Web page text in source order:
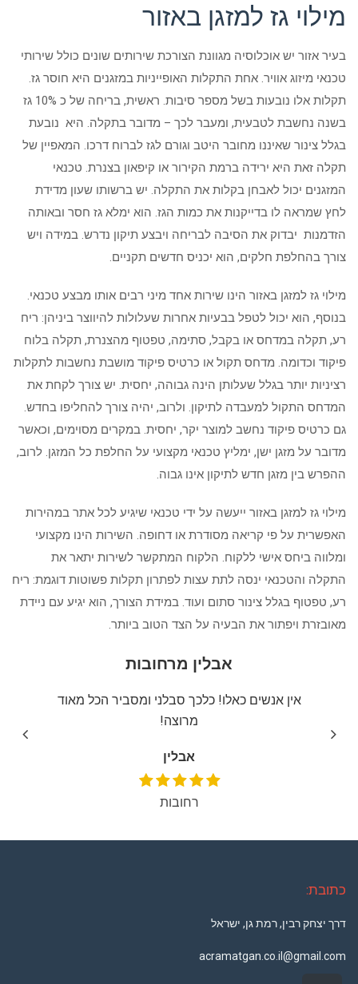
מילוי גז למזגן באזור
בעיר אזור יש אוכלוסיה מגוונת הצורכת שירותים שונים כולל שירותי
טכנאי מיזוג אוויר. אחת התקלות האופייניות במזגנים היא חוסר גז.
תקלות אלו נובעות בשל מספר סיבות. ראשית, בריחה של כ 10% גז
בשנה נחשבת לטבעית, ומעבר לכך – מדובר בתקלה. היא נובעת
בגלל צינור שאיננו מחובר היטב וגורם לגז לברוח דרכו. המאפיין של
תקלה זאת היא ירידה ברמת הקירור או קיפאון בצנרת. טכנאי
המזגנים יכול לאבחן בקלות את התקלה. יש ברשותו שעון מדידת
לחץ שמראה לו בדייקנות את כמות הגז. הוא ימלא גז חסר ובאותה
הזדמנות יבדוק את הסיבה לבריחה ויבצע תיקון נדרש. במידה ויש
צורך בהחלפת חלקים, הוא יכניס חדשים תקניים.
מילוי גז למזגן באזור הינו שירות אחד מיני רבים אותו מבצע טכנאי.
בנוסף, הוא יכול לטפל בבעיות אחרות שעלולות להיווצר ביניהן: ריח
רע, תקלה במדחס או בקבל, סתימה, טפטוף מהצנרת, תקלה בלוח
פיקוד וכדומה. מדחס תקול או כרטיס פיקוד מושבת נחשבות לתקלות
רציניות יותר בגלל שעלותן הינה גבוהה, יחסית. יש צורך לקחת את
המדחס התקול למעבדה לתיקון. ולרוב, יהיה צורך להחליפו בחדש.
גם כרטיס פיקוד נחשב למוצר יקר, יחסית. במקרים מסוימים, וכאשר
מדובר על מזגן ישן, ימליץ טכנאי מקצועי על החלפת כל המזגן. לרוב,
ההפרש בין מזגן חדש לתיקון אינו גבוה.
מילוי גז למזגן באזור ייעשה על ידי טכנאי שיגיע לכל אתר במהירות
האפשרית על פי קריאה מסודרת או דחופה. השירות הינו מקצועי
ומלווה ביחס אישי ללקוח. הלקוח המתקשר לשירות יתאר את
התקלה והטכנאי ינסה לתת עצות לפתרון תקלות פשוטות דוגמת: ריח
רע, טפטוף בגלל צינור סתום ועוד. במידת הצורך, הוא יגיע עם ניידת
מאובזרת ויפתור את הבעיה על הצד הטוב ביותר.
אבלין מרחובות
אין אנשים כאלו! כלכך סבלני ומסביר הכל מאוד
מרוצה!
אבלין
רחובות
כתובת:
דרך יצחק רבין, רמת גן, ישראל
acramatgan.co.il@gmail.com